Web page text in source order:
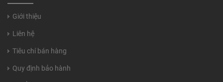
Giới thiệu
Liên hệ
Tiêu chí bán hàng
Quy định bảo hành